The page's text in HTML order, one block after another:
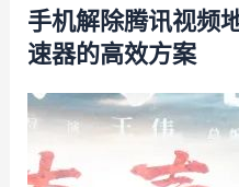
手机解除腾讯视频
速器的高效方案